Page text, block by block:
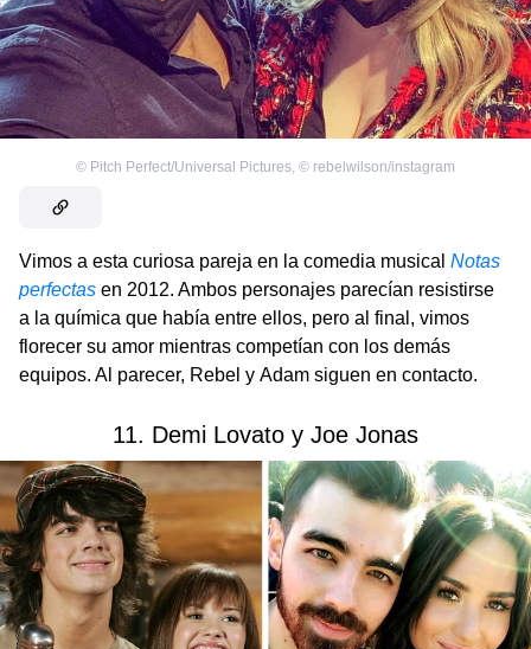
© Pitch Perfect/Universal Pictures © rebelwilson/instagram
Vimos a esta curiosa pareja en la comedia musical Notas
perfectas en 2012. Ambos personajes parecían resistirse
a la química que había entre ellos, pero al final, vimos
florecer su amor mientras competían con los demás
equipos. Al parecer, Rebel y Adam siguen en contacto.
11. Demi Lovato y Joe Jonas